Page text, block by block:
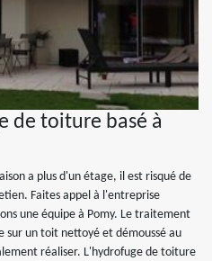
de toiture basé à
a plus d'un étage, il est risqué de
Faites appel à l'entreprise
une équipe à Pomy. Le traitement
sur un toit nettoyé et démoussé au
réaliser. L'hydrofuge de toiture